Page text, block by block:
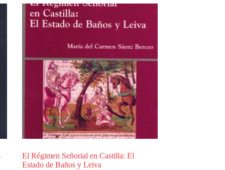
El Régimen Señorial en Castilla: El
Estado de Baños y Leiva